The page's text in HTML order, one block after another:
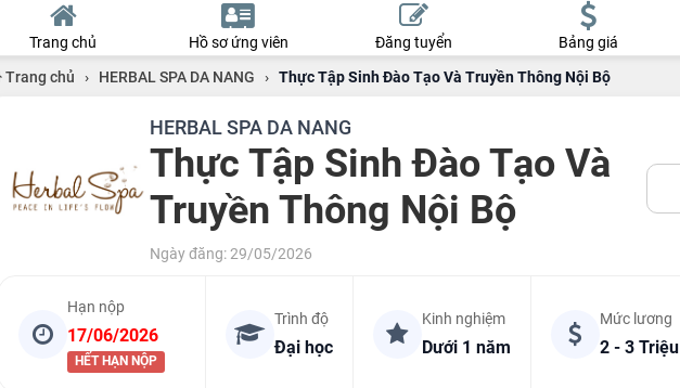
Trang chủ Hồ sơ ứng viên Đăng tuyển Bảng giá
Trang chủ › HERBAL SPA DA NANG › Thực Tập Sinh Đào Tạo Và Truyền Thông Nội Bộ
HERBAL SPA DA NANG
Thực Tập Sinh Đào Tạo Và
Truyền Thông Nội Bộ
Ngày đăng: 29/05/2026
Hạn nộp
17/06/2026
HẾT HẠN NỘP
Trình độ
Đại học
Kinh nghiệm
Dưới 1 năm
Mức lương
2 - 3 Triệu